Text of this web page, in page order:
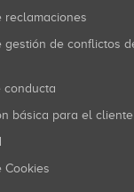
reclamaciones
conducta
básica para el cliente
Cookies